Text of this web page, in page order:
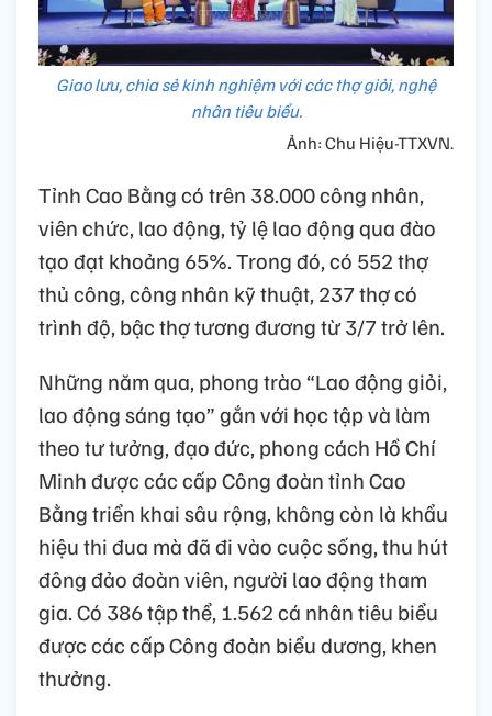
Giao lưu, chia sẻ kinh nghiệm với các thợ giỏi, nghệ
nhân tiêu biểu.
Ảnh: Chu Hiệu-TTXVN.
Tỉnh Cao Bằng có trên 38.000 công nhân,
viên chức, lao động, tỷ lệ lao động qua đào
tạo đạt khoảng 65%. Trong đó, có 552 thợ
thủ công, công nhân kỹ thuật, 237 thợ có
trình độ, bậc thợ tương đương từ 3/7 trở lên.
Những năm qua, phong trào “Lao động giỏi,
lao động sáng tạo” gắn với học tập và làm
theo tư tưởng, đạo đức, phong cách Hồ Chí
Minh được các cấp Công đoàn tỉnh Cao
Bằng triển khai sâu rộng, không còn là khẩu
hiệu thi đua mà đã đi vào cuộc sống, thu hút
đông đảo đoàn viên, người lao động tham
gia. Có 386 tập thể, 1.562 cá nhân tiêu biểu
được các cấp Công đoàn biểu dương, khen
thưởng.